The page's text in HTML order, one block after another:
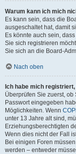
Warum kann ich mich
Es kann sein, dass die
ausgeschaltet hat, damit
Es könnte auch sein,
Sie sich registrieren
Sie sich an die Board-
Nach oben
Ich habe mich
Überprüfen Sie zuerst,
Passwort eingegeben
Möglichkeiten. Wenn
unter 13 Jahre alt sind,
Erziehungsberechtigten
Wenn dies nicht der Fall
Bei einigen Foren
werden – entweder